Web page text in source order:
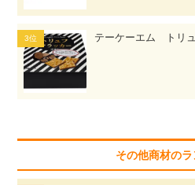
テーケーエム トリ
その他商材の